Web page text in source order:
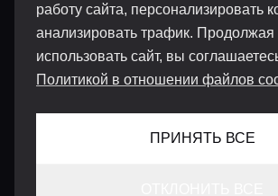
работу сайта, персонализировать
анализировать трафик. Продолжая
использовать сайт, вы
Политикой в отношении файлов
ПРИНЯТЬ ВСЕ